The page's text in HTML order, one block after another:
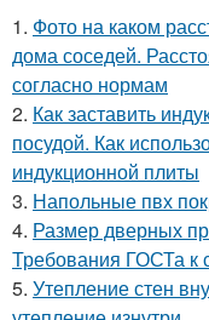
1. Фото на каком
дома соседей.
согласно нормам
2. Как заставить
посудой. Как
индукционной плиты
3. Напольные пвх
4. Размер дверных
Требования ГОСТа
5. Утепление стен